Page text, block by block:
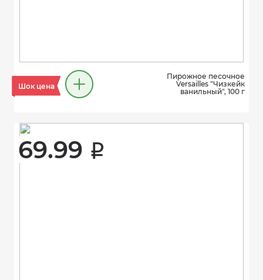
Шок цена
Пирожное песочное
Versailles "Чизкейк
ванильный", 100 г
69.99 i